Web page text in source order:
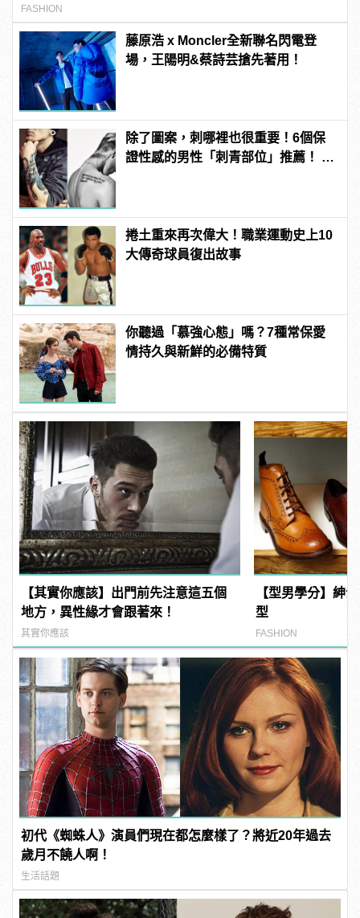
FASHION
藤原浩 x Moncler全新聯名閃電登
場，王陽明&蔡詩芸搶先著用！
除了圖案，刺哪裡也很重要！6個保
證性感的男性「刺青部位」推薦！ |
捲土重來再次偉大！職業運動史上10
大傳奇球員復出故事
你聽過「慕強心態」嗎？7種常保愛
情持久與新鮮的必備特質
【其實你應該】出門前先注意這五個
地方，異性緣才會跟著來！
其實你應該
【型男學分】紳
型
FASHION
初代《蜘蛛人》演員們現在都怎麼樣了？將近20年過去
歲月不饒人啊！
生活話題